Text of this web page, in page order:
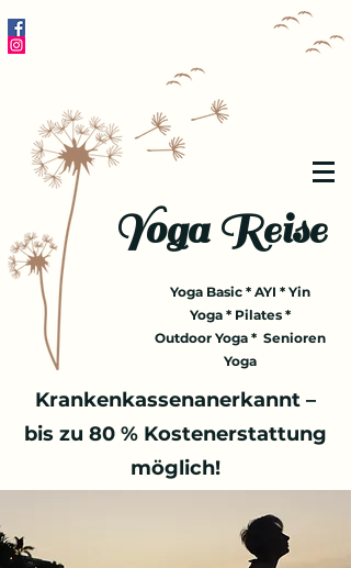
Yoga Reise
Yoga Basic * AYI * Yin
Yoga * Pilates *
Outdoor Yoga * Senioren
Yoga
Krankenkassenanerkannt –
bis zu 80 % Kostenerstattung
möglich!